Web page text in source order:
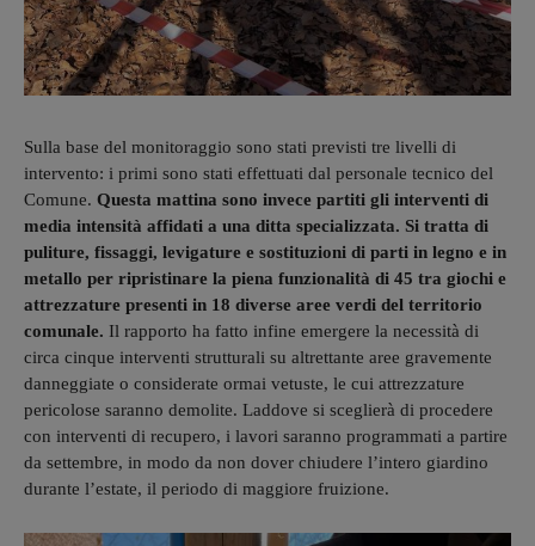
Sulla base del monitoraggio sono stati previsti tre livelli di
intervento: i primi sono stati effettuati dal personale tecnico del
Comune. Questa mattina sono invece partiti gli interventi di
media intensità affidati a una ditta specializzata. Si tratta di
puliture, fissaggi, levigature e sostituzioni di parti in legno e in
metallo per ripristinare la piena funzionalità di 45 tra giochi e
attrezzature presenti in 18 diverse aree verdi del territorio
comunale. Il rapporto ha fatto infine emergere la necessità di
circa cinque interventi strutturali su altrettante aree gravemente
danneggiate o considerate ormai vetuste, le cui attrezzature
pericolose saranno demolite. Laddove si sceglierà di procedere
con interventi di recupero, i lavori saranno programmati a partire
da settembre, in modo da non dover chiudere l’intero giardino
durante l’estate, il periodo di maggiore fruizione.